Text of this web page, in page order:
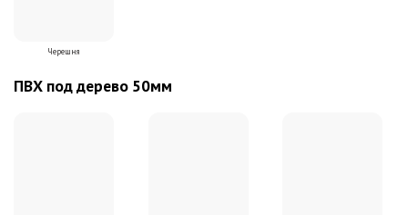
Черешня
ПВХ под дерево 50мм